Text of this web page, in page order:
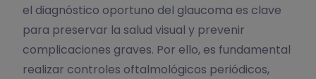
el diagnóstico oportuno del glaucoma es clave
para preservar la salud visual y prevenir
complicaciones graves. Por ello, es fundamental
realizar controles oftalmológicos periódicos,